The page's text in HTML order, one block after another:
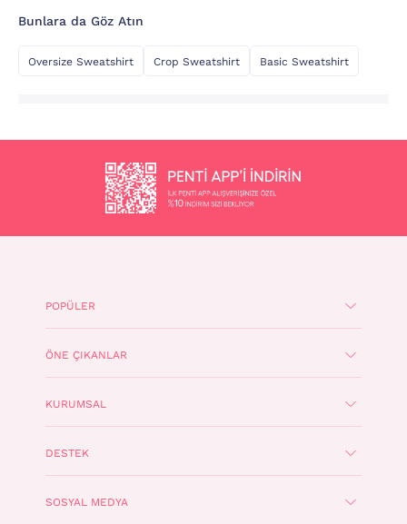
Bunlara da Göz Atın
Oversize Sweatshirt Crop Sweatshirt Basic Sweatshirt
POPÜLER
ÖNE ÇIKANLAR
KURUMSAL
DESTEK
SOSYAL MEDYA